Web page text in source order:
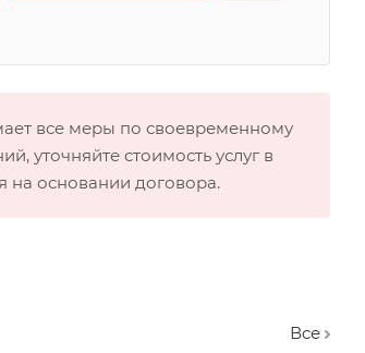
все меры по своевременному
уточняйте стоимость услуг в
на основании договора.
Вcе